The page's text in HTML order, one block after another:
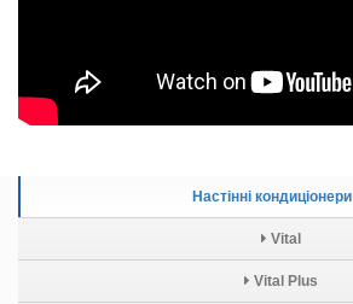
Настінні кондиціонери
Vital
Vital Plus